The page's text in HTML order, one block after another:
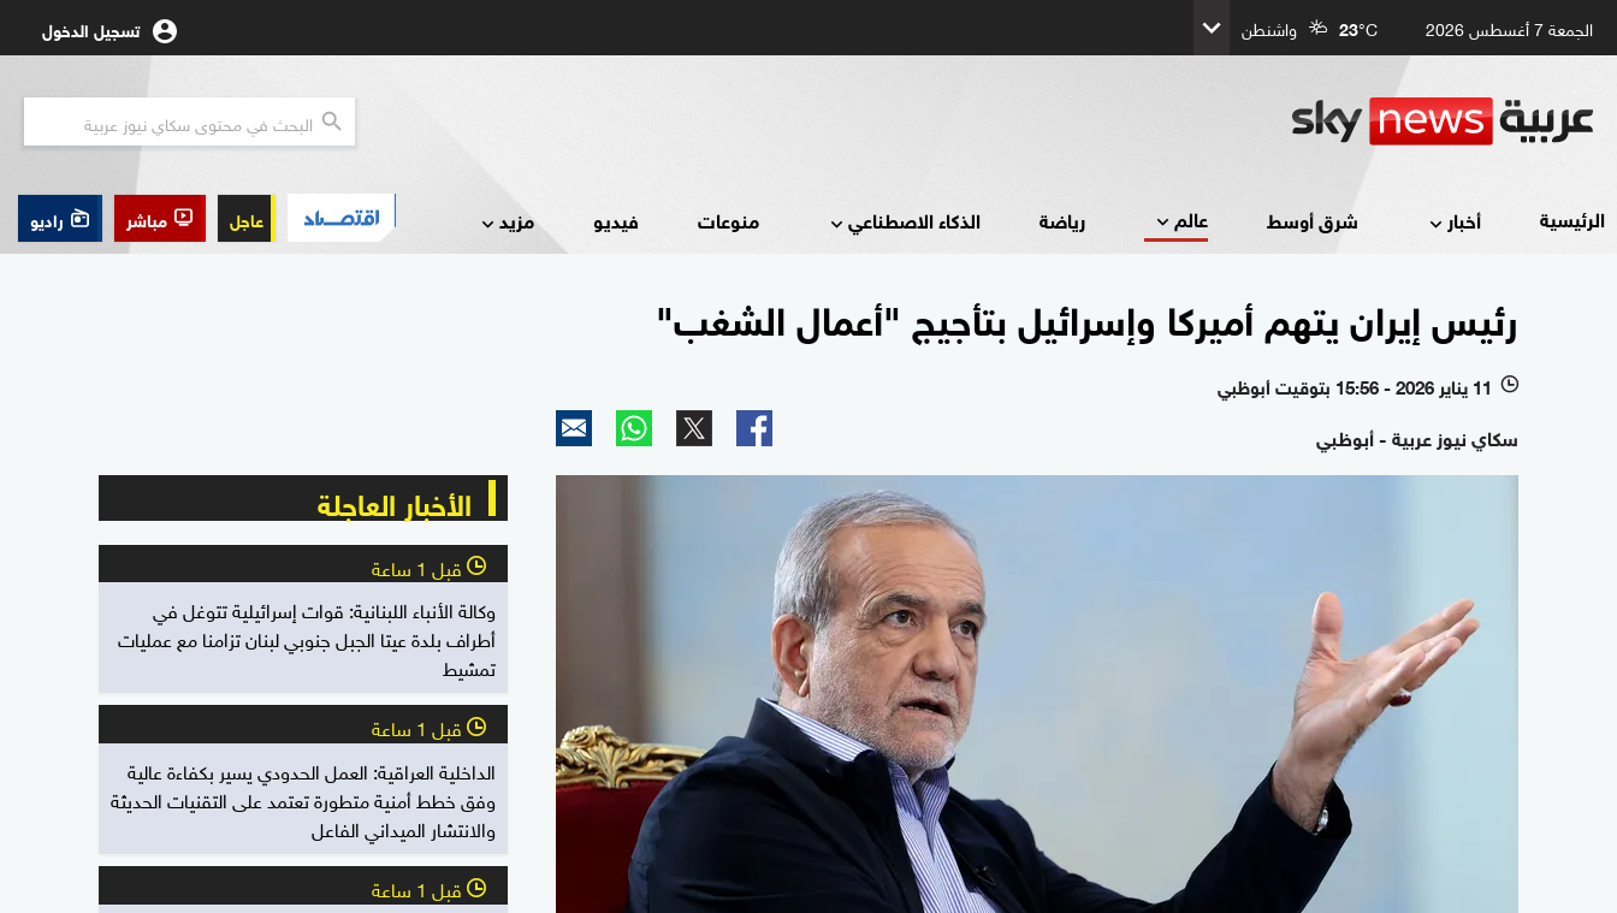
الجمعة 7 أغسطس 2026 23°C واشنطن تسجيل الدخول
الرئيسية أخبار شرق أوسط عالم رياضة الذكاء الاصطناعي منوعات فيديو مزيد عاجل مباشر راديو
رئيس إيران يتهم أميركا وإسرائيل بتأجيج "أعمال الشغب"
l 11 يناير 2026 - 15:56 بتوقيت أبوظبي
سكاي نيوز عربية - أبوظبي
الأخبار العاجلة
l قبل 1 ساعة
وكالة الأنباء اللبنانية: قوات إسرائيلية تتوغل في
أطراف بلدة عيتا الجبل جنوبي لبنان تزامنا مع عمليات
تمشيط
l قبل 1 ساعة
الداخلية العراقية: العمل الحدودي يسير بكفاءة عالية
وفق خطط أمنية متطورة تعتمد على التقنيات الحديثة
والانتشار الميداني الفاعل
l قبل 1 ساعة